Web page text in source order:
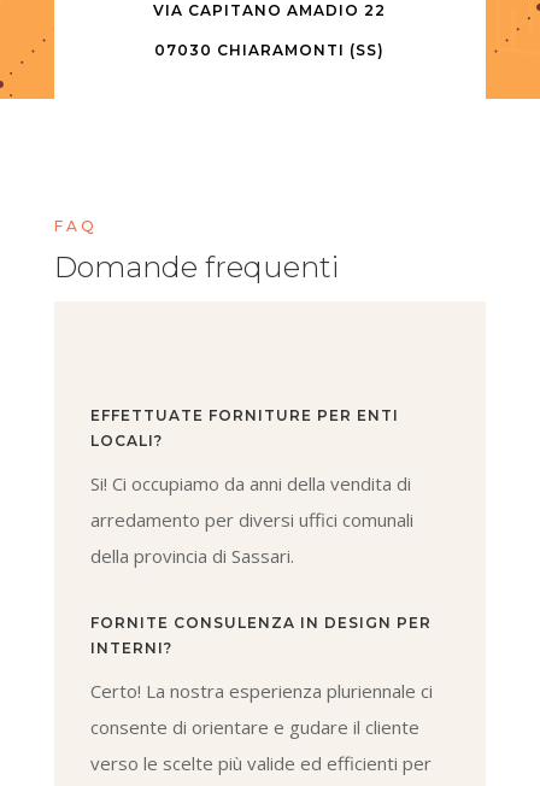
VIA CAPITANO AMADIO 22
07030 CHIARAMONTI (SS)
FAQ
Domande frequenti
EFFETTUATE FORNITURE PER ENTI
LOCALI?
Si! Ci occupiamo da anni della vendita di
arredamento per diversi uffici comunali
della provincia di Sassari.
FORNITE CONSULENZA IN DESIGN PER
INTERNI?
Certo! La nostra esperienza pluriennale ci
consente di orientare e gudare il cliente
verso le scelte più valide ed efficienti per